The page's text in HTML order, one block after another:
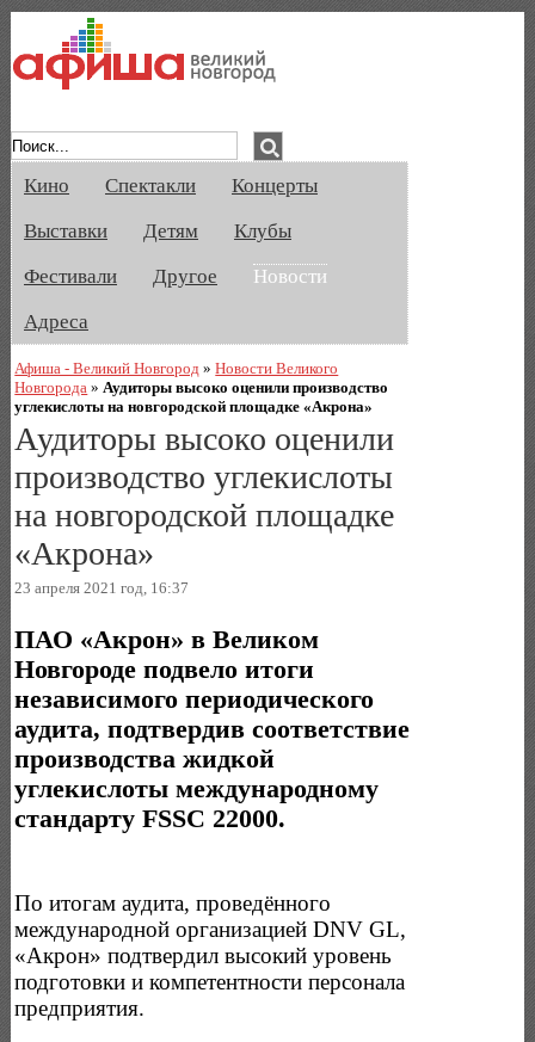
Кино Спектакли
Концерты
Выставки
Детям
Клубы
Фестивали
Другое
Новости
Адреса
Афиша - Великий Новгород »Новости Великого
Новгорода » Аудиторы высоко оценили производство
углекислоты на новгородской площадке «Акрона»
Аудиторы высоко оценили
производство углекислоты
на новгородской площадке
«Акрона»
23 апреля 2021 год, 16:37
ПАО «Акрон» в Великом
Новгороде подвело итоги
независимого периодического
аудита, подтвердив соответствие
производства жидкой
углекислоты международному
стандарту FSSC 22000.
По итогам аудита, проведённого
международной организацией DNV GL,
«Акрон» подтвердил высокий уровень
подготовки и компетентности персонала
предприятия.